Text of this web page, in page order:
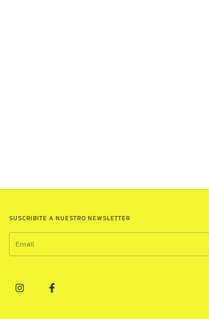
SUSCRIBITE A NUESTRO NEWSLETTER